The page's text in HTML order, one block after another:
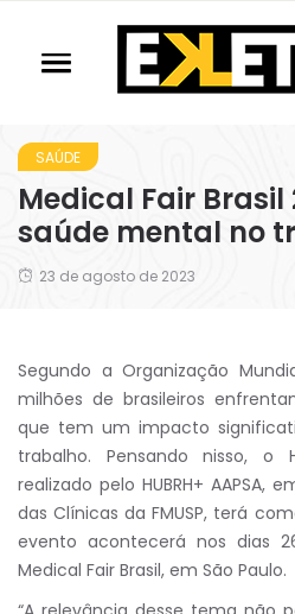
SAÚDE
Medical Fair Brasil
saúde mental no
23 de agosto de 2023
Segundo a Organização
milhões de brasileiros
que tem um impacto
trabalho. Pensando nisso, o
realizado pelo HUBRH+ AAPSA,
das Clínicas da FMUSP, terá
evento acontecerá nos dias
Medical Fair Brasil, em São Paulo.